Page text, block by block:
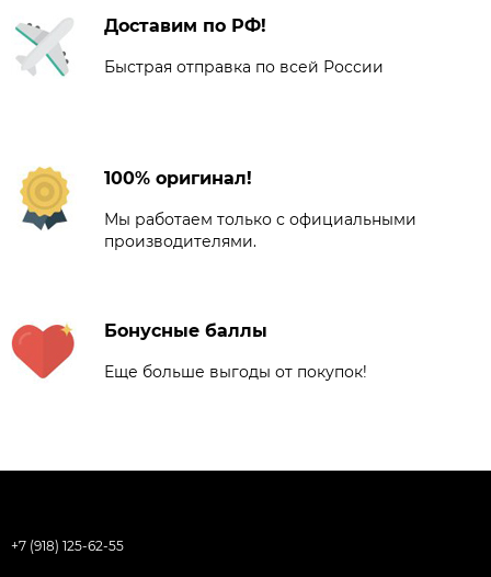
Доставим по РФ!
Быстрая отправка по всей России
100% оригинал!
Мы работаем только с официальными
производителями.
Бонусные баллы
Еще больше выгоды от покупок!
+7 (918) 125-62-55